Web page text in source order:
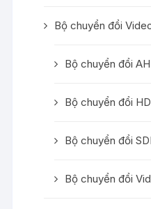
Bộ chuyển đổi
Bộ chuyển đổi
Bộ chuyển đổi
Bộ chuyển đổi SDI
Bộ chuyển đổi